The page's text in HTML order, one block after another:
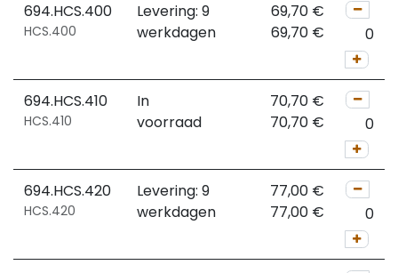
694.HCS.400
HCS.400
Levering: 9
werkdagen
69,70 €
69,70 €
694.HCS.410
HCS.410
In
voorraad
70,70 €
70,70 €
694.HCS.420
HCS.420
Levering: 9
werkdagen
77,00 €
77,00 €